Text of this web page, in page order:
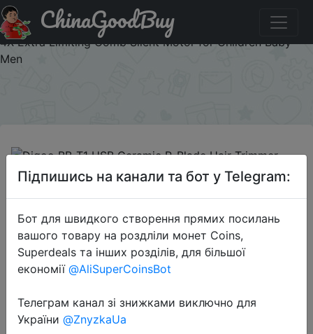
Паридбати з промокодом BGYTR2 Digoo BB-T1 USB
Ceramic R-Blade Hair Trimmer Rechargeable Hair Clipper
4X Extra Limiting Comb Silent Motor for Children Baby
Men
ChinaGoodBuy
2020-02-14
Hair Trimmer Rechargeable Hair
Clipper 4X Extra Limiting Comb
Silent Motor for Children Baby Men
$10.88
Підпишись на канали та бот у Telegram:
Бот для швидкого створення прямих посилань
вашого товару на роздліли монет Coins,
Superdeals та інших розділів, для більшої
економії @AliSuperCoinsBot
Телеграм канал зі знижками виключно для
України @ZnyzkaUa